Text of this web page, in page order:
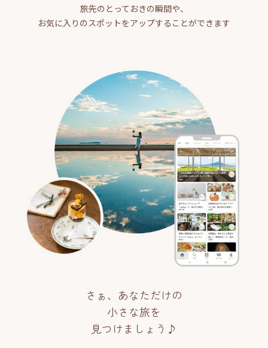
旅先のとっておきの瞬間や、
お気に入りのスポットをアップすることができます
さぁ、あなただけの
小さな旅を
見つけましょう♪